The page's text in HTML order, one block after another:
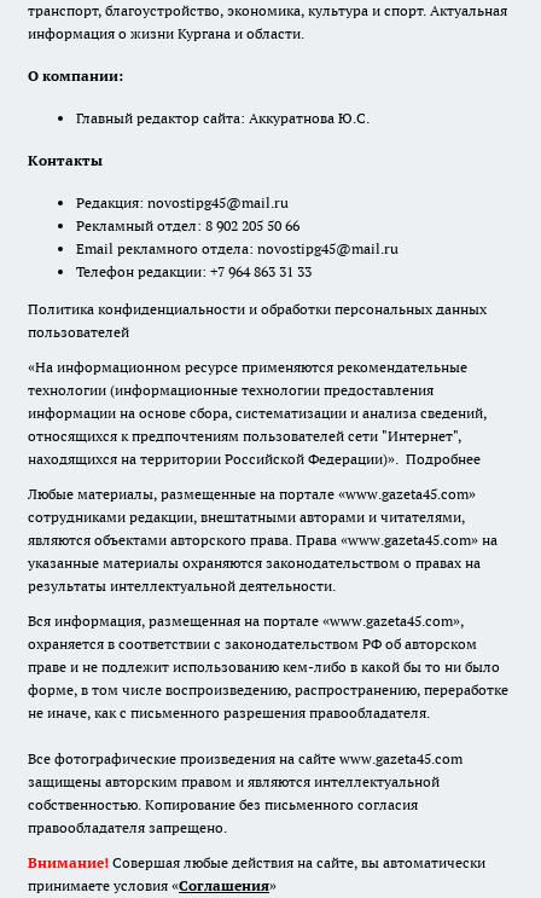
транспорт, благоустройство, экономика, культура и спорт. Актуальная
информация о жизни Кургана и области.
О компании:
Главный редактор сайта: Аккуратнова Ю.С.
Контакты
Редакция: novostipg45@mail.ru
Рекламный отдел: 8 902 205 50 66
Email рекламного отдела: novostipg45@mail.ru
Телефон редакции: +7 964 863 31 33
Политика конфиденциальности и обработки персональных данных
пользователей
«На информационном ресурсе применяются рекомендательные
технологии (информационные технологии предоставления
информации на основе сбора, систематизации и анализа сведений,
относящихся к предпочтениям пользователей сети "Интернет",
находящихся на территории Российской Федерации)». Подробнее
Любые материалы, размещенные на портале «www.gazeta45.com»
сотрудниками редакции, внештатными авторами и читателями,
являются объектами авторского права. Права «www.gazeta45.com» на
указанные материалы охраняются законодательством о правах на
результаты интеллектуальной деятельности.
Вся информация, размещенная на портале «www.gazeta45.com»,
охраняется в соответствии с законодательством РФ об авторском
праве и не подлежит использованию кем-либо в какой бы то ни было
форме, в том числе воспроизведению, распространению, переработке
не иначе, как с письменного разрешения правообладателя.
Все фотографические произведения на сайте www.gazeta45.com
защищены авторским правом и являются интеллектуальной
собственностью. Копирование без письменного согласия
правообладателя запрещено.
Внимание! Совершая любые действия на сайте, вы автоматически
принимаете условия «Cоглашения»